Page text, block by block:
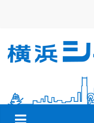
ン
横
浜